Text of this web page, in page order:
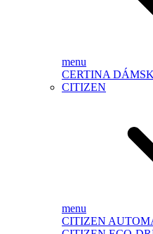
menu
CERTINA
CITIZEN
menu
CITIZEN